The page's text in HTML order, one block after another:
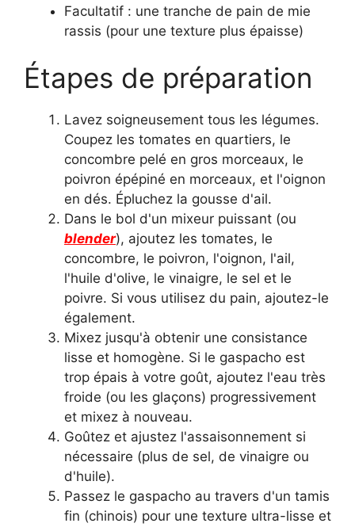
Facultatif : une tranche de pain de mie
rassis (pour une texture plus épaisse)
Étapes de préparation
Lavez soigneusement tous les légumes.
Coupez les tomates en quartiers, le
concombre pelé en gros morceaux, le
poivron épépiné en morceaux, et l'oignon
en dés. Épluchez la gousse d'ail.
Dans le bol d'un mixeur puissant (ou
blender), ajoutez les tomates, le
concombre, le poivron, l'oignon, l'ail,
l'huile d'olive, le vinaigre, le sel et le
poivre. Si vous utilisez du pain, ajoutez-le
également.
Mixez jusqu'à obtenir une consistance
lisse et homogène. Si le gaspacho est
trop épais à votre goût, ajoutez l'eau très
froide (ou les glaçons) progressivement
et mixez à nouveau.
Goûtez et ajustez l'assaisonnement si
nécessaire (plus de sel, de vinaigre ou
d'huile).
Passez le gaspacho au travers d'un tamis
fin (chinois) pour une texture ultra-lisse et